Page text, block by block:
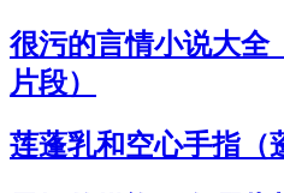
很污的言情小说大全
片段）
莲蓬乳和空心手指（